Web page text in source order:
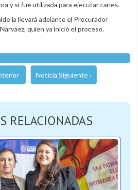
y si fue utilizada para ejecutar canes.
la llevará adelante el Procurador
quien ya inició el proceso.
Noticia Siguiente ›
RELACIONADAS